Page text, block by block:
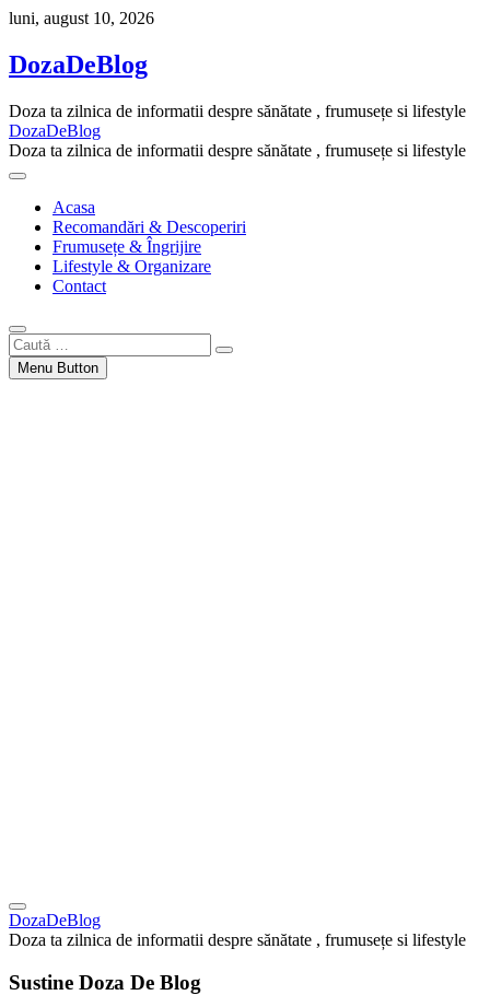
Skip
content
luni, august 10, 2026
DozaDeBlog
Doza ta zilnica de informatii despre sănătate , frumusețe si lifestyle
DozaDeBlog
Doza ta zilnica de informatii despre sănătate , frumusețe si lifestyle
Acasa
Recomandări & Descoperiri
Frumusețe & Îngrijire
Lifestyle & Organizare
Contact
Caută
…Menu Button
DozaDeBlog
Doza ta zilnica de informatii despre sănătate , frumusețe si lifestyle
Sustine Doza De Blog